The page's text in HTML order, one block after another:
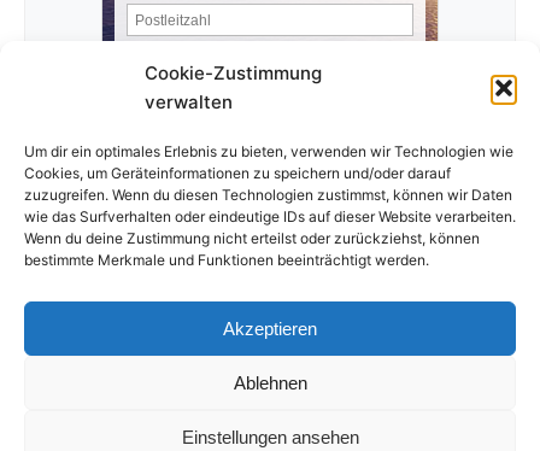
Cookie-Zustimmung
verwalten
Um dir ein optimales Erlebnis zu bieten, verwenden wir Technologien wie
Cookies, um Geräteinformationen zu speichern und/oder darauf
zuzugreifen. Wenn du diesen Technologien zustimmst, können wir Daten
wie das Surfverhalten oder eindeutige IDs auf dieser Website verarbeiten.
Wenn du deine Zustimmung nicht erteilst oder zurückziehst, können
bestimmte Merkmale und Funktionen beeinträchtigt werden.
Akzeptieren
Ablehnen
Einstellungen ansehen
Datenschutzerklärung